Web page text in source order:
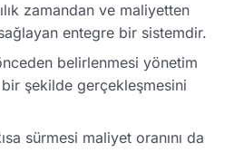
zamandan ve maliyetten
entegre bir sistemdir.
belirlenmesi yönetim
şekilde gerçekleşmesini
sürmesi maliyet oranını da